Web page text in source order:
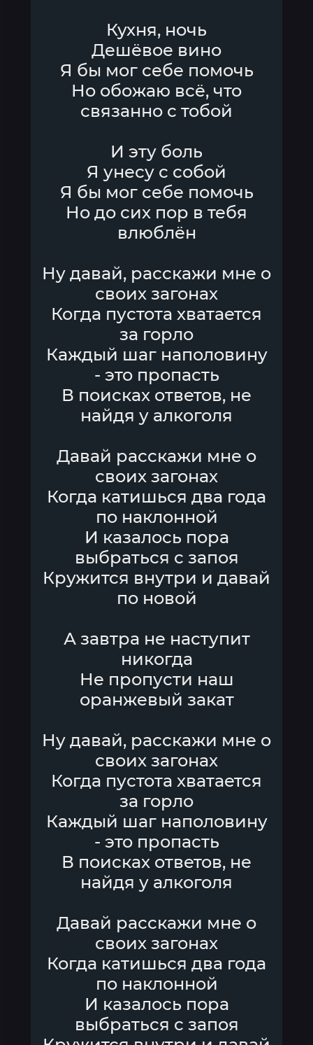
Кухня, ночь
Дешёвое вино
Я бы мог себе помочь
Но обожаю всё, что
связанно с тобой
И эту боль
Я унесу с собой
Я бы мог себе помочь
Но до сих пор в тебя
влюблён
Ну давай, расскажи мне о
своих загонах
Когда пустота хватается
за горло
Каждый шаг наполовину
- это пропасть
В поисках ответов, не
найдя у алкоголя
Давай расскажи мне о
своих загонах
Когда катишься два года
по наклонной
И казалось пора
выбраться с запоя
Кружится внутри и давай
по новой
А завтра не наступит
никогда
Не пропусти наш
оранжевый закат
Ну давай, расскажи мне о
своих загонах
Когда пустота хватается
за горло
Каждый шаг наполовину
- это пропасть
В поисках ответов, не
найдя у алкоголя
Давай расскажи мне о
своих загонах
Когда катишься два года
по наклонной
И казалось пора
выбраться с запоя